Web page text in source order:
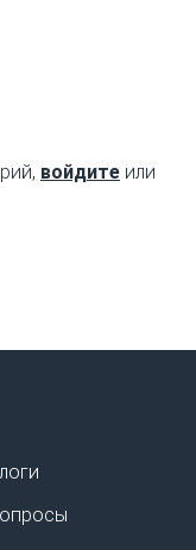
войдите или